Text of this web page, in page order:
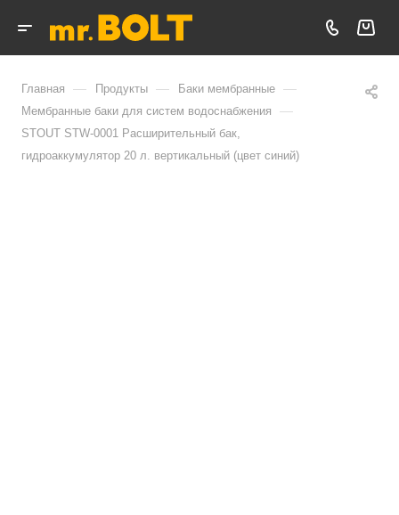
Главная — Продукты — Баки мембранные —
Мембранные баки для систем водоснабжения —
STOUT STW-0001 Расширительный бак,
гидроаккумулятор 20 л. вертикальный (цвет синий)